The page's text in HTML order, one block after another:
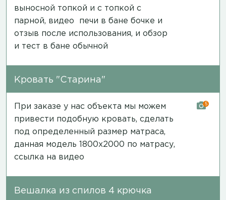
выносной топкой и с топкой с
парной, видео печи в бане бочке и
отзыв после использования, и обзор
и тест в бане обычной
Кровать "Старина"
При заказе у нас объекта мы можем
привести подобную кровать, сделать
под определенный размер матраса,
данная модель 1800х2000 по матрасу,
ссылка на видео
5
Вешалка из спилов 4 крючка